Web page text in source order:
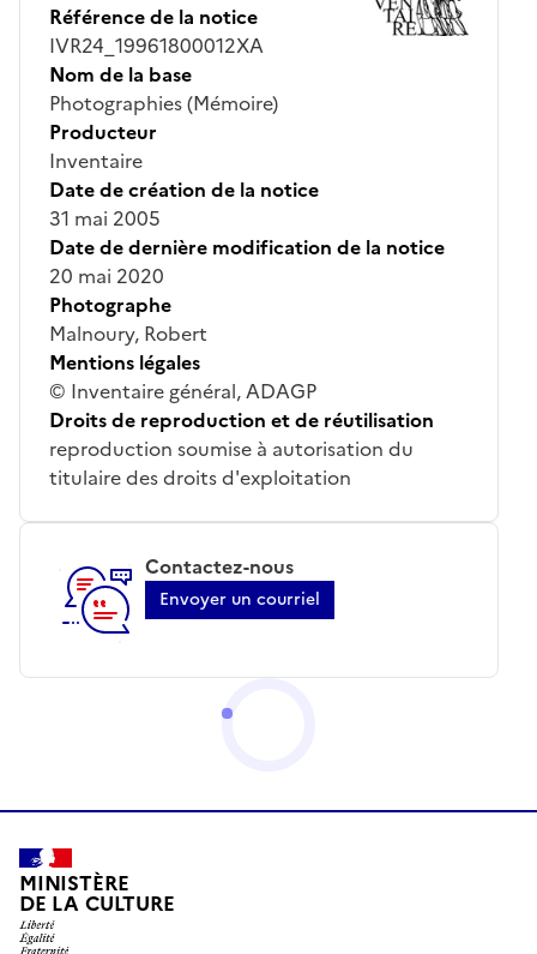
Référence de la notice
IVR24_19961800012XA
Nom de la base
Photographies (Mémoire)
Producteur
Inventaire
Date de création de la notice
31 mai 2005
Date de dernière modification de la notice
20 mai 2020
Photographe
Malnoury, Robert
Mentions légales
© Inventaire général, ADAGP
Droits de reproduction et de réutilisation
reproduction soumise à autorisation du
titulaire des droits d'exploitation
Contactez-nous
Envoyer un courriel
MINISTÈRE
DE LA CULTURE